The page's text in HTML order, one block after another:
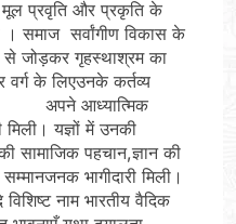
मूल प्रवृति और प्रकृति के
समाज सर्वांगीण विकास के
से जोड़कर गृहस्थाश्रम का
के लिएउनके कर्तव्य
आध्यात्मिक
मिली। यज्ञों में उनकी
सामाजिक पहचान,ज्ञान की
भागीदारी मिली।
विशिष्ट नाम भारतीय वैदिक